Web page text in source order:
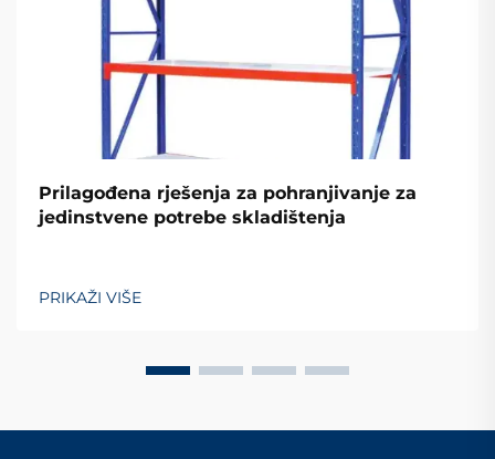
Prilagođena rješenja za pohranjivanje za
jedinstvene potrebe skladištenja
PRIKAŽI VIŠE